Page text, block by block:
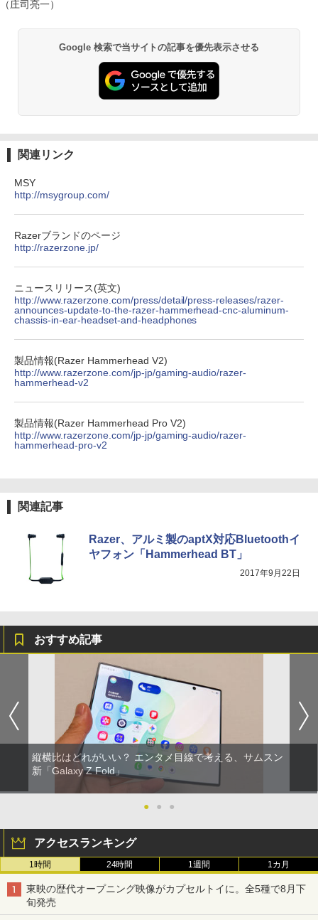
（庄司亮一）
Google 検索で当サイトの記事を優先表示させる
関連リンク
MSY
http://msygroup.com/
Razerブランドのページ
http://razerzone.jp/
ニュースリリース(英文)
http://www.razerzone.com/press/detail/press-releases/razer-
announces-update-to-the-razer-hammerhead-cnc-aluminum-
chassis-in-ear-headset-and-headphones
製品情報(Razer Hammerhead V2)
http://www.razerzone.com/jp-jp/gaming-audio/razer-
hammerhead-v2
製品情報(Razer Hammerhead Pro V2)
http://www.razerzone.com/jp-jp/gaming-audio/razer-
hammerhead-pro-v2
関連記事
Razer、アルミ製のaptX対応Bluetoothイ
ヤフォン「Hammerhead BT」
2017年9月22日
おすすめ記事
縦横比はどれがいい？ エンタメ目線で考える、サムスン
新「Galaxy Z Fold」
● ● ●
アクセスランキング
1時間 24時間 1週間 1カ月
東映の歴代オープニング映像がカプセルトイに。全5種で8月下
旬発売